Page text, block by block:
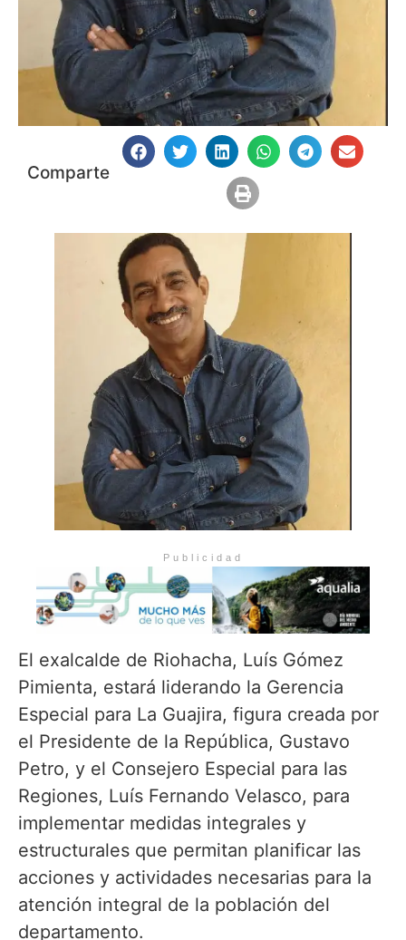
Comparte
Publicidad
El exalcalde de Riohacha, Luís Gómez
Pimienta, estará liderando la Gerencia
Especial para La Guajira, figura creada por
el Presidente de la República, Gustavo
Petro, y el Consejero Especial para las
Regiones, Luís Fernando Velasco, para
implementar medidas integrales y
estructurales que permitan planificar las
acciones y actividades necesarias para la
atención integral de la población del
departamento.